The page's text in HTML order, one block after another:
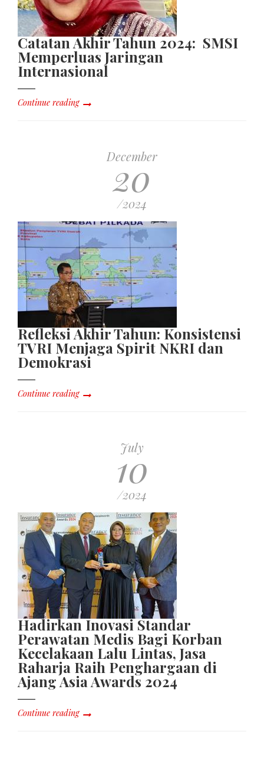
Catatan Akhir Tahun 2024: SMSI
Memperluas Jaringan
Internasional
Continue reading
December
20
/2024
Refleksi Akhir Tahun: Konsistensi
TVRI Menjaga Spirit NKRI dan
Demokrasi
Continue reading
July
10
/2024
Hadirkan Inovasi Standar
Perawatan Medis Bagi Korban
Kecelakaan Lalu Lintas, Jasa
Raharja Raih Penghargaan di
Ajang Asia Awards 2024
Continue reading